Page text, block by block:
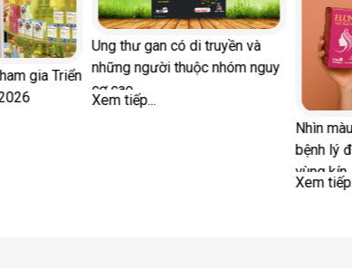
3 chiến lược kiểm soát huyết
áp hiệu quả: Dinh dưỡng, thuốc
và hỗ trợ từ tự nhiên
Xem tiếp...
Cách giúp phụ nữ
thỏa mãn hơn trong